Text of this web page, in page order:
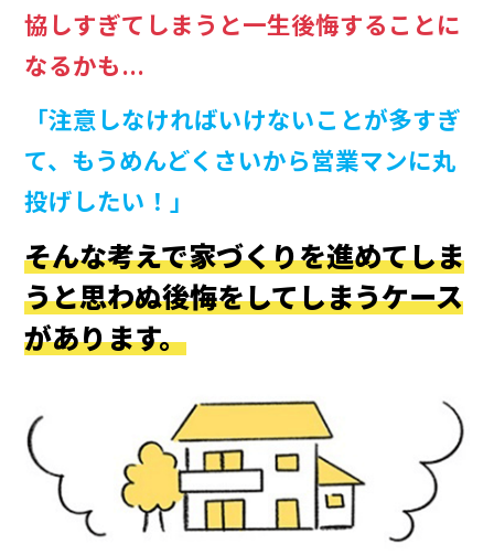
協しすぎてしまうと一生後悔することに
なるかも…
「注意しなければいけないことが多すぎ
て、もうめんどくさいから営業マンに丸
投げしたい！」
そんな考えで家づくりを進めてしま
うと思わぬ後悔をしてしまうケース
があります。